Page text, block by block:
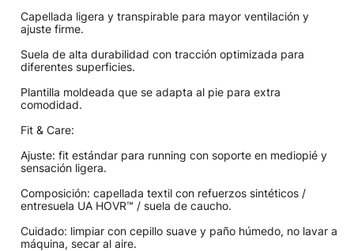
Capellada ligera y transpirable para mayor ventilación y
ajuste firme.
Suela de alta durabilidad con tracción optimizada para
diferentes superficies.
Plantilla moldeada que se adapta al pie para extra
comodidad.
Fit & Care:
Ajuste: fit estándar para running con soporte en mediopié y
sensación ligera.
Composición: capellada textil con refuerzos sintéticos /
entresuela UA HOVR™ / suela de caucho.
Cuidado: limpiar con cepillo suave y paño húmedo, no lavar a
máquina, secar al aire.